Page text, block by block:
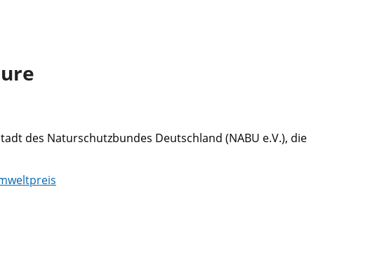
des Naturschutzbundes Deutschland (NABU e.V.), die